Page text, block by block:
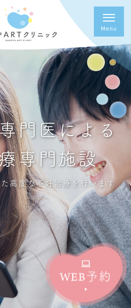
門医による
専門施設
高度な不妊治療を行います
WEB 予約